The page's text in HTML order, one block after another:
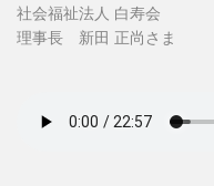
社会福祉法人 白寿会
理事長 新田 正尚さま